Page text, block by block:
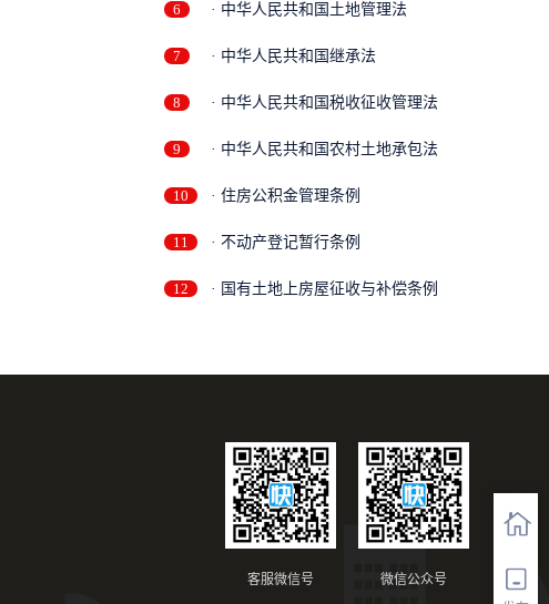
6 · 中华人民共和国土地管理法
7 · 中华人民共和国继承法
8 · 中华人民共和国税收征收管理法
9 · 中华人民共和国农村土地承包法
10 · 住房公积金管理条例
11 · 不动产登记暂行条例
12 · 国有土地上房屋征收与补偿条例
微信公众号
客服微信号